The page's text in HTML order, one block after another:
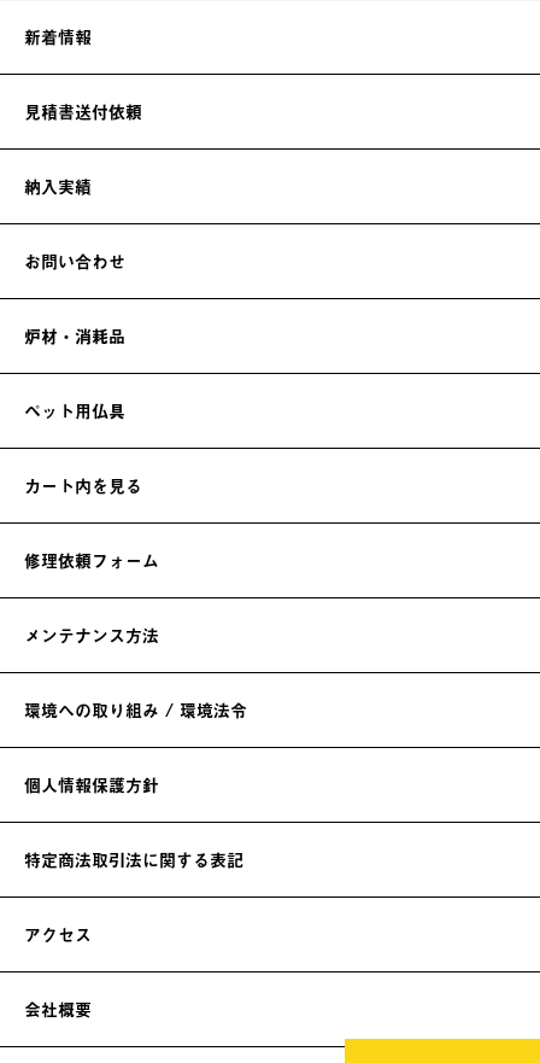
新着情報
見積書送付依頼
納入実績
お問い合わせ
炉材・消耗品
ペット用仏具
カート内を見る
修理依頼フォーム
メンテナンス方法
環境への取り組み / 環境法令
個人情報保護方針
特定商法取引法に関する表記
アクセス
会社概要